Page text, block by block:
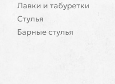
Лавки и табуретки
Стулья
Барные стулья